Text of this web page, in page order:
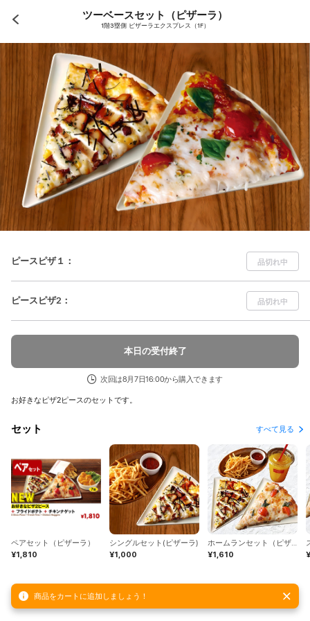
ツーベースセット（ピザーラ）
1階3塁側 ピザーラエクスプレス（1F）
ピースピザ１ ： 品切れ中
ピースピザ2 ： 品切れ中
本日の受付終了
次回は8月7日16:00から購入できます
お好きなピザ2ピースのセットです。
セット すべて見る
ペアセット（ピザーラ）
¥1,810
シングルセット(ピザーラ)
¥1,000
ホームランセット（ピザーラ）
¥1,610
商品をカートに追加しましょう！